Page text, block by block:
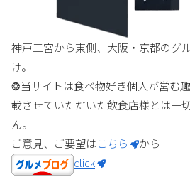
神戸三宮から東側、大阪・京都のグ
け。
❂当サイトは食べ物好き個人が営む
載させていただいた飲食店様とは一
ん。
ご意見、ご要望はこちら
から
click